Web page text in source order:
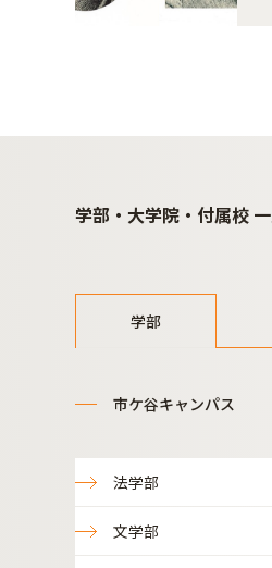
学部・大学院・付属校
学部
市ケ谷キャンパス
法学部
文学部